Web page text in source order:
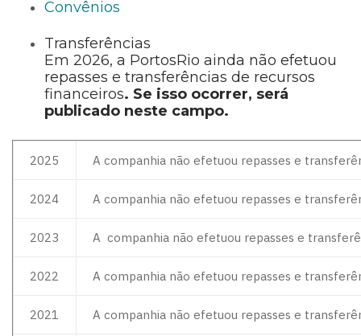
Convênios
Transferências
Em 2026, a PortosRio ainda não efetuou
repasses e transferências de recursos
financeiros. Se isso ocorrer, será
publicado neste campo.
2025 A companhia não efetuou repasses e
2024 A companhia não efetuou repasses e
2023 A companhia não efetuou repasses e
2022 A companhia não efetuou repasses e
2021 A companhia não efetuou repasses e